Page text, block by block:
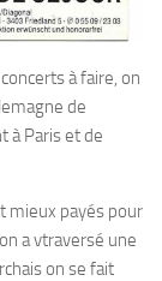
à faire, on
de
à Paris et de
mieux payés pour
a vtraversé une
on se fait